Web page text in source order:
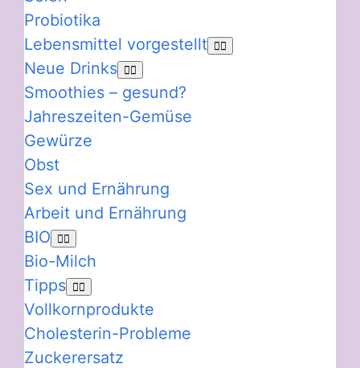
Probiotika
Lebensmittel vorgestellt
Neue Drinks
Smoothies – gesund?
Jahreszeiten-Gemüse
Gewürze
Obst
Sex und Ernährung
Arbeit und Ernährung
BIO
Bio-Milch
Tipps
Vollkornprodukte
Cholesterin-Probleme
Zuckerersatz